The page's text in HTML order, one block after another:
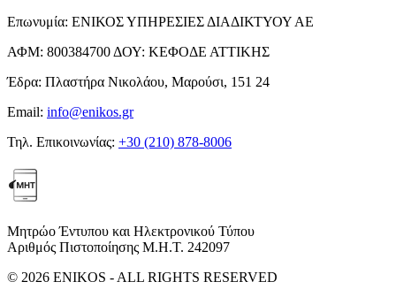
Επωνυμία: ΕΝΙΚΟΣ ΥΠΗΡΕΣΙΕΣ ΔΙΑΔΙΚΤΥΟΥ ΑΕ
ΑΦΜ: 800384700 ΔΟΥ: ΚΕΦΟΔΕ ΑΤΤΙΚΗΣ
Έδρα: Πλαστήρα Νικολάου, Μαρούσι, 151 24
Email: info@enikos.gr
Τηλ. Επικοινωνίας: +30 (210) 878-8006
Μητρώο Έντυπου και Ηλεκτρονικού Τύπου
Αριθμός Πιστοποίησης Μ.Η.Τ. 242097
© 2026 ENIKOS - ALL RIGHTS RESERVED